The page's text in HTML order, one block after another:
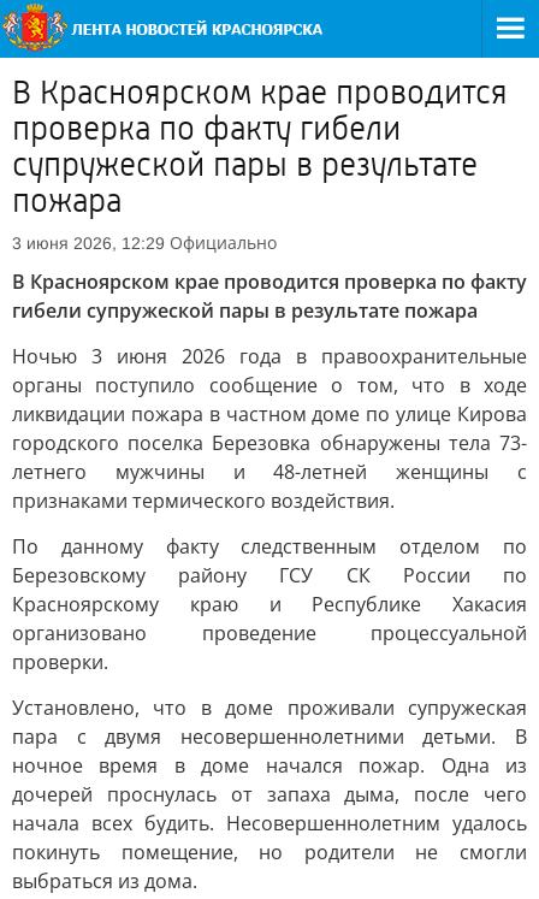
В Красноярском крае проводится
проверка по факту гибели
супружеской пары в результате
пожара
3 июня 2026, 12:29 Официально
В Красноярском крае проводится проверка по факту
гибели супружеской пары в результате пожара
Ночью 3 июня 2026 года в правоохранительные
органы поступило сообщение о том, что в ходе
ликвидации пожара в частном доме по улице Кирова
городского поселка Березовка обнаружены тела 73-
летнего мужчины и 48-летней женщины с
признаками термического воздействия.
По данному факту следственным отделом по
Березовскому району ГСУ СК России по
Красноярскому краю и Республике Хакасия
организовано проведение процессуальной
проверки.
Установлено, что в доме проживали супружеская
пара с двумя несовершеннолетними детьми. В
ночное время в доме начался пожар. Одна из
дочерей проснулась от запаха дыма, после чего
начала всех будить. Несовершеннолетним удалось
покинуть помещение, но родители не смогли
выбраться из дома.